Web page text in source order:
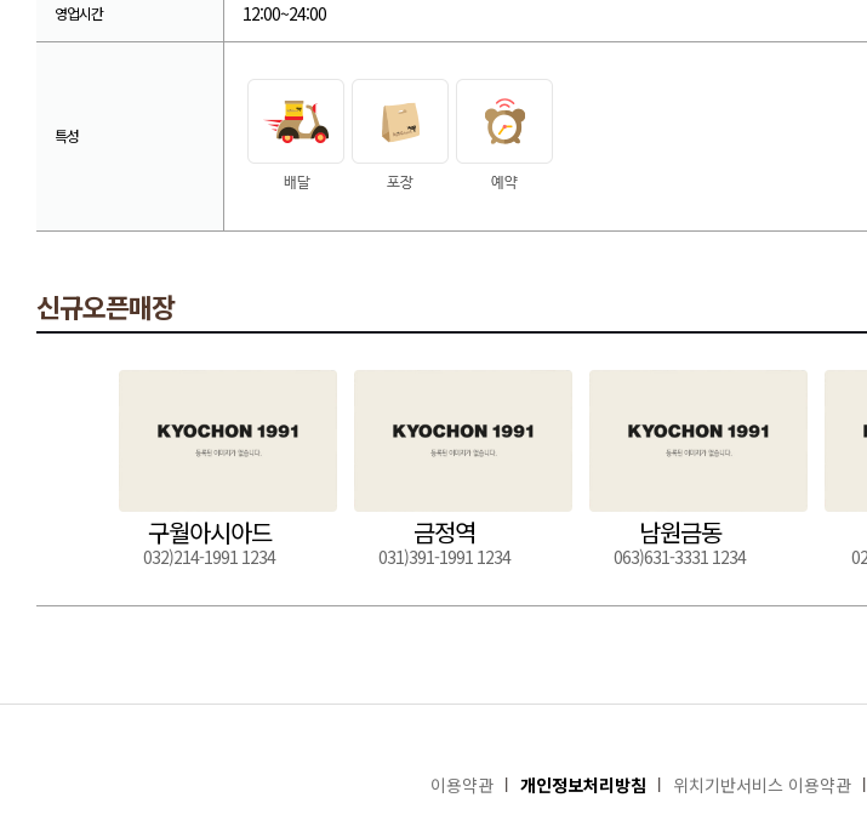
영업시간 12:00~24:00
특성
신규오픈매장
구월아시아드
032)214-1991 1234
금정역
031)391-1991 1234
남원금동
063)631-3331 1234
이용약관 개인정보처리방침 위치기반서비스 이용약관